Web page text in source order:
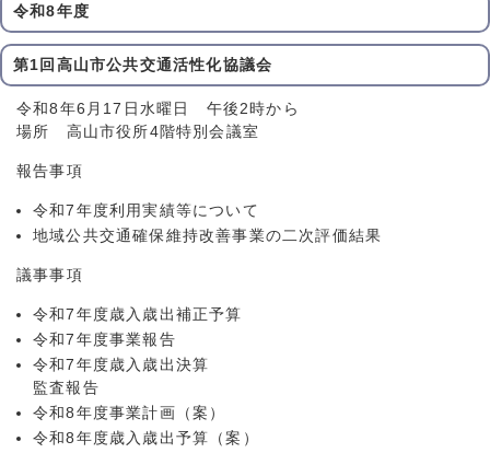
令和8年度
第1回高山市公共交通活性化協議会
令和8年6月17日水曜日 午後2時から
場所 高山市役所4階特別会議室
報告事項
令和7年度利用実績等について
地域公共交通確保維持改善事業の二次評価結果
議事事項
令和7年度歳入歳出補正予算
令和7年度事業報告
令和7年度歳入歳出決算
監査報告
令和8年度事業計画（案）
令和8年度歳入歳出予算（案）